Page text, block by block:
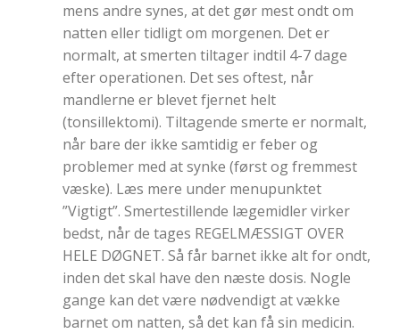
mens andre synes, at det gør mest ondt om
natten eller tidligt om morgenen. Det er
normalt, at smerten tiltager indtil 4-7 dage
efter operationen. Det ses oftest, når
mandlerne er blevet fjernet helt
(tonsillektomi). Tiltagende smerte er normalt,
når bare der ikke samtidig er feber og
problemer med at synke (først og fremmest
væske). Læs mere under menupunktet
”Vigtigt”. Smertestillende lægemidler virker
bedst, når de tages REGELMÆSSIGT OVER
HELE DØGNET. Så får barnet ikke alt for ondt,
inden det skal have den næste dosis. Nogle
gange kan det være nødvendigt at vække
barnet om natten, så det kan få sin medicin.